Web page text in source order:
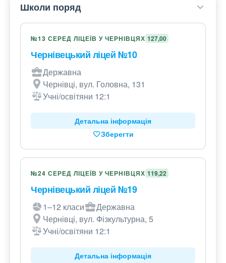
Школи поряд
№13 СЕРЕД ЛІЦЕЇВ У ЧЕРНІВЦЯХ 127,00
Чернівецький ліцей №10
Державна
Чернівці, вул. Головна, 131
Учні/освітяни 12:1
Детальна інформація
Зберегти
№24 СЕРЕД ЛІЦЕЇВ У ЧЕРНІВЦЯХ 119,22
Чернівецький ліцей №19
1–12 класи
Державна
Чернівці, вул. Фізкультурна, 5
Учні/освітяни 12:1
Детальна інформація